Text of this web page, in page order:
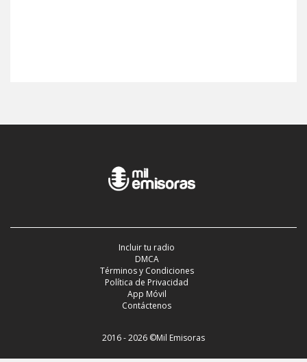
Incluir tu radio
DMCA
Términos y Condiciones
Política de Privacidad
App Móvil
Contáctenos
2016 - 2026 ©Mil Emisoras